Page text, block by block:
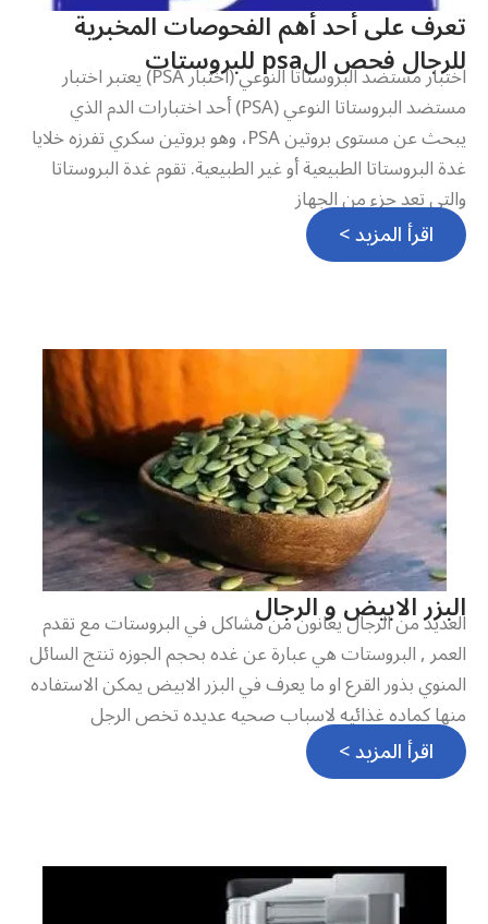
تعرف على أحد أهم الفحوصات المخبرية
للرجال فحص الpsa للبروستات اختبار مستضد البروستاتا النوعي (اختبار PSA) يعتبر اختبار
مستضد البروستاتا النوعي (PSA) أحد اختبارات الدم الذي
يبحث عن مستوى بروتين PSA، وهو بروتين سكري تفرزه خلايا
غدة البروستاتا الطبيعية أو غير الطبيعية. تقوم غدة البروستاتا
والتي تعد جزء من الجهاز
اقرأ المزيد >
البزر الابيض و الرجال
العديد من الرجال يعانون من مشاكل في البروستات مع تقدم
العمر , البروستات هي عبارة عن غده بحجم الجوزه تنتج السائل
المنوي بذور القرع او ما يعرف في البزر الابيض يمكن الاستفاده
منها كماده غذائيه لاسباب صحيه عديده تخص الرجل
اقرأ المزيد >